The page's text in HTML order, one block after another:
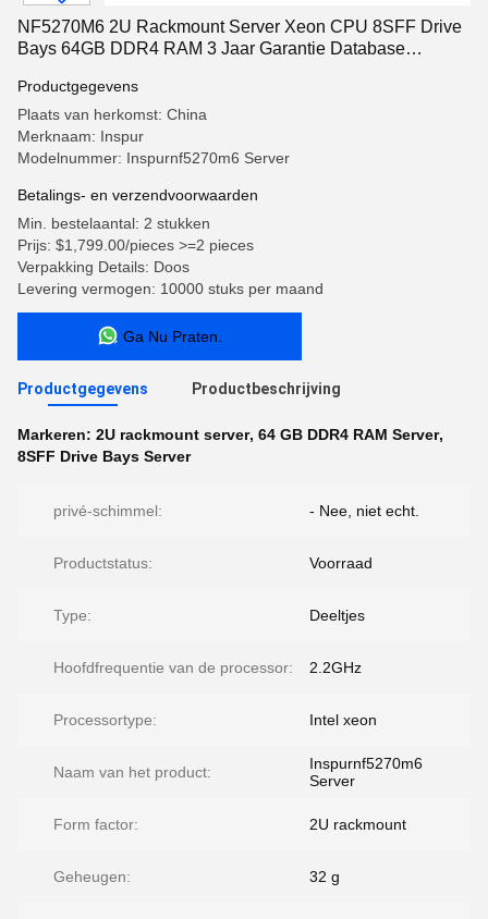
NF5270M6 2U Rackmount Server Xeon CPU 8SFF Drive
Bays 64GB DDR4 RAM 3 Jaar Garantie Database
Productgegevens
Plaats van herkomst: China
Merknaam: Inspur
Modelnummer: Inspurnf5270m6 Server
Betalings- en verzendvoorwaarden
Min. bestelaantal: 2 stukken
Prijs: $1,799.00/pieces >=2 pieces
Verpakking Details: Doos
Levering vermogen: 10000 stuks per maand
Ga Nu Praten.
Productgegevens Productbeschrijving
Markeren: 2U rackmount server, 64 GB DDR4 RAM Server,
8SFF Drive Bays Server
privé-schimmel: - Nee, niet echt.
Productstatus: Voorraad
Type: Deeltjes
Hoofdfrequentie van de processor: 2.2GHz
Processortype: Intel xeon
Naam van het product:
Inspurnf5270m6
Server
Form factor: 2U rackmount
Geheugen: 32 g